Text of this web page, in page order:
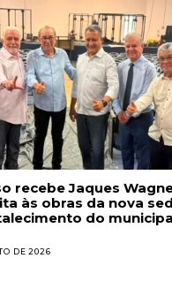
recebe Jaques
às obras da nova
do
DE 2026